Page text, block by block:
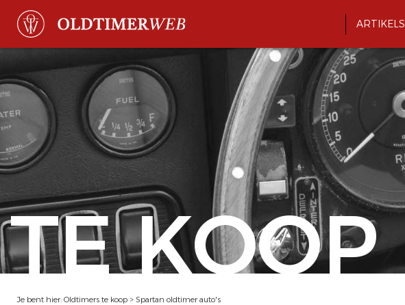
ARTIKELS
TE KOOP
Je bent hier: Oldtimers te koop > Spartan oldtimer auto's